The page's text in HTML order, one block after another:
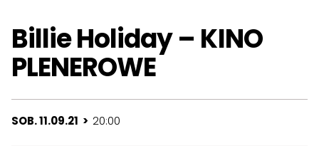
Billie Holiday – KINO
PLENEROWE
SOB. 11.09.21 > 20:00